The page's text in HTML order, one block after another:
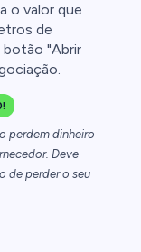
o valor que
de
"Abrir
perdem dinheiro
Deve
de perder o seu